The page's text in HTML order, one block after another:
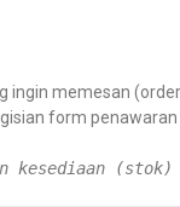
ingin memesan
form
(stok)